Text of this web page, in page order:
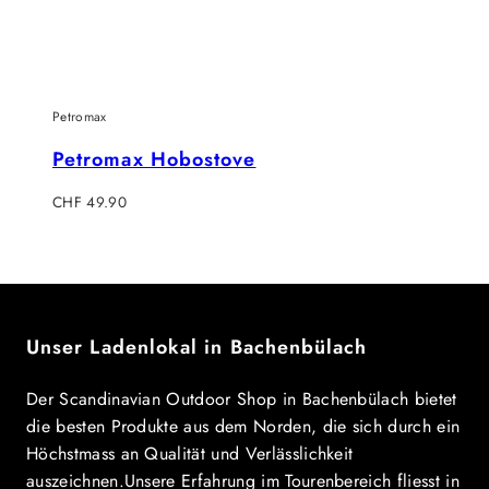
Petromax
Petromax Hobostove
Regulärer
CHF 49.90
Unser Ladenlokal in Bachenbülach
Der Scandinavian Outdoor Shop in Bachenbülach bietet
die besten Produkte aus dem Norden, die sich durch ein
Höchstmass an Qualität und Verlässlichkeit
auszeichnen.Unsere Erfahrung im Tourenbereich fliesst in